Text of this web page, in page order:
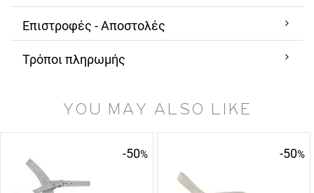
Επιστροφές - Αποστολές
Τρόποι πληρωμής
YOU MAY ALSO LIKE
-50% -50%